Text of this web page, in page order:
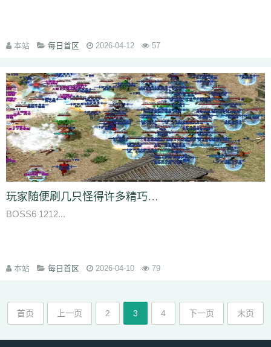
本站 每日首区 2026-04-12 57
玩家随便刷几只怪得许多精巧的游戏套装游戏采用魔幻风格
BOSS6 1212...
本站 每日首区 2026-04-10 79
首页 上一页 2 3 4 下一页 末页